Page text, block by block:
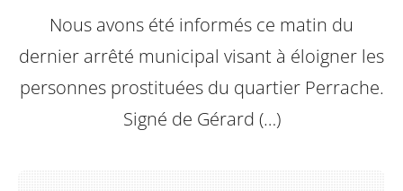
Nous avons été informés ce matin du
dernier arrêté municipal visant à éloigner les
personnes prostituées du quartier Perrache.
Signé de Gérard (…)